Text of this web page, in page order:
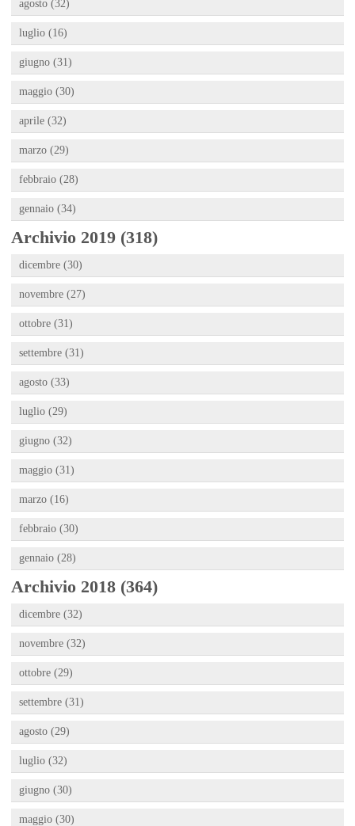
agosto (32)
luglio (16)
giugno (31)
maggio (30)
aprile (32)
marzo (29)
febbraio (28)
gennaio (34)
Archivio 2019 (318)
dicembre (30)
novembre (27)
ottobre (31)
settembre (31)
agosto (33)
luglio (29)
giugno (32)
maggio (31)
marzo (16)
febbraio (30)
gennaio (28)
Archivio 2018 (364)
dicembre (32)
novembre (32)
ottobre (29)
settembre (31)
agosto (29)
luglio (32)
giugno (30)
maggio (30)